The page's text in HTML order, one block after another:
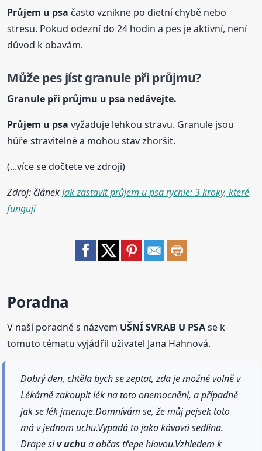
Průjem u psa často vznikne po dietní chybě nebo
stresu. Pokud odezní do 24 hodin a pes je aktivní, není
důvod k obavám.
Může pes jíst granule při průjmu?
Granule při průjmu u psa nedávejte.
Průjem u psa vyžaduje lehkou stravu. Granule jsou
hůře stravitelné a mohou stav zhoršit.
(...více se dočtete ve zdroji)
Zdroj: článekJak zastavit průjem u psa rychle: 3 kroky, které
fungují
Poradna
V naší poradně s názvem UŠNÍ SVRAB U PSAse k
tomuto tématu vyjádřil uživatel Jana Hahnová.
Dobrý den, chtěla bych se zeptat, zda je možné volně v
Lékárně zakoupit lék na toto onemocnění, a případně
jak se lék jmenuje.Domnívám se, že můj pejsek toto
má v jednom uchu.Vypadá to jako kávová sedlina.
Drape siv uchua občas třepe hlavou.Vzhledem k